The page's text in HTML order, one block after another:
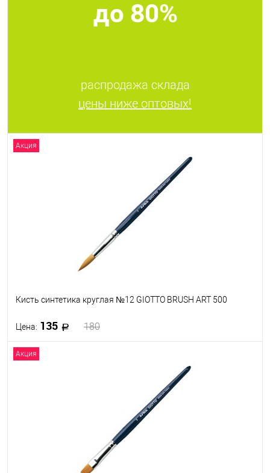
до 80%
распродажа склада
цены ниже оптовых!
Акция
Кисть синтетика круглая №12 GIOTTO BRUSH ART 500
Цена: 135 180
В наличии
Акция